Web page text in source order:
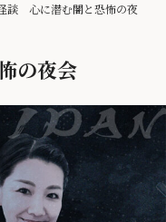
談 心に潜む闇と恐怖の夜
の夜会